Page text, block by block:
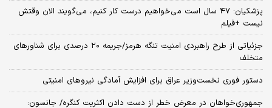
پزشکیان: ۴۷ سال است می‌خواهیم درست کار کنیم، می‌گویند الان وقتش
نیست +فیلم
جزئیاتی از طرح راهبردی امنیت تنگه هرمز/جریمه ۲۰ درصدی برای شناورهای
متخلف
دستور فوری نخست‌وزیر عراق برای افزایش آمادگی نیروهای امنیتی
جمهوری‌خواهان در معرض خطر از دست دادن اکثریت کنگره/ جانسون: